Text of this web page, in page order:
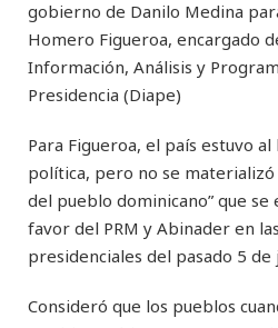
gobierno de Danilo Medina
Homero Figueroa, encargado
Información, Análisis y
Presidencia (Diape)
Para Figueroa, el país estuvo
política, pero no se materializó
del pueblo dominicano” que se
favor del PRM y Abinader en
presidenciales del pasado 5 de
Consideró que los pueblos